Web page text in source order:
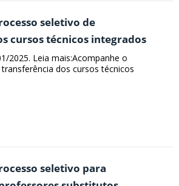
seletivo de
cursos técnicos integrados
2025. Leia mais:Acompanhe o
dos cursos técnicos
seletivo para